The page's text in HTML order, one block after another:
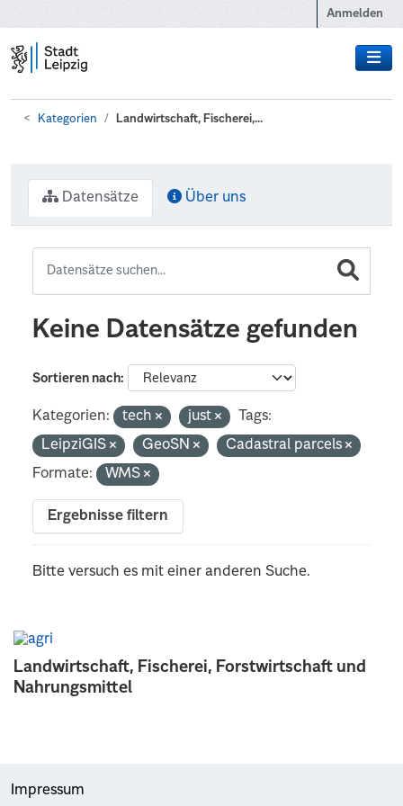
Anmelden
Kategorien Landwirtschaft, Fischerei,...
Landwirtschaft, Fischerei, Forstwirtschaft und
Nahrungsmittel
Datensätze Über uns
Keine Datensätze gefunden
Sortieren nach
Kategorien: tech just
Tags:
LeipziGIS
GeoSN
Cadastral parcels
Formate:
WMS
Ergebnisse filtern
Bitte versuch es mit einer anderen Suche.
Impressum